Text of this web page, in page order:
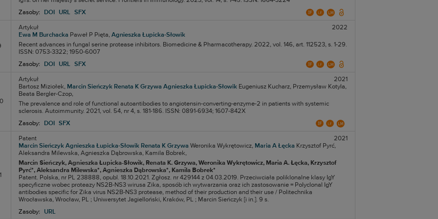
Zasoby:
DOI URL SFX
Artykuł
2022
Ewa M Burchacka Paweł P Pięta, Agnieszka Łupicka-Słowik
Recent advances in fungal serine protease inhibitors. Biomedicine & Pharmacotherapy. 2022, vol. 146, art. 112523, s. 1-29.
ISSN: 0753-3322; 1950-6007
Zasoby:
DOI URL SFX
Artykuł
2021
Bartosz Miziołek, Marcin Sieńczyk Renata K Grzywa Agnieszka Łupicka-Słowik Eugeniusz Kucharz, Przemysław Kotyla,
Beata Bergler-Czop,
The prevalence and role of functional autoantibodies to angiotensin-converting-enzyme-2 in patients with systemic
sclerosis. Autoimmunity. 2021, vol. 54, nr 4, s. 181-186. ISSN: 0891-6934; 1607-842X
Zasoby:
DOI SFX
Patent
2021
Marcin Sieńczyk Agnieszka Łupicka-Słowik Renata K Grzywa Weronika Wykrętowicz, Maria A Łęcka Krzysztof Pyrć,
Aleksandra Milewska, Agnieszka Dąbrowska, Kamila Bobrek,
Marcin Sieńczyk, Agnieszka Łupicka-Słowik, Renata K. Grzywa, Weronika Wykrętowicz, Maria A. Łęcka, Krzysztof
Pyrć*, Aleksandra Milewska*, Agnieszka Dąbrowska*, Kamila Bobrek*
Patent. Polska, nr PL 238888, opubl. 18.10.2021. Zgłosz. nr 429144 z 04.03.2019. Przeciwciała poliklonalne klasy IgY
specyficzne wobec proteazy NS2B-NS3 wirusa Zika, sposób ich wytwarzania oraz ich zastosowanie = Polyclonal IgY
antibodies specific for Zika virus NS2B-NS3 protease, method of their production and their use / Politechnika
Wrocławska, Wrocław, PL ; Uniwersytet Jagielloński, Kraków, PL ; Marcin Sieńczyk [i in.]. 9 s.
Zasoby:
URL